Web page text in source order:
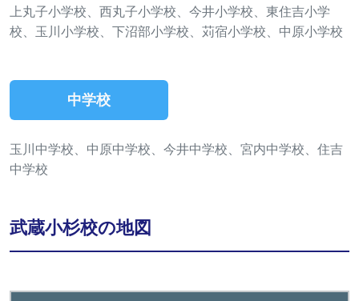
上丸子小学校、西丸子小学校、今井小学校、東住吉小学
校、玉川小学校、下沼部小学校、苅宿小学校、中原小学校
中学校
玉川中学校、中原中学校、今井中学校、宮内中学校、住吉
中学校
武蔵小杉校の地図